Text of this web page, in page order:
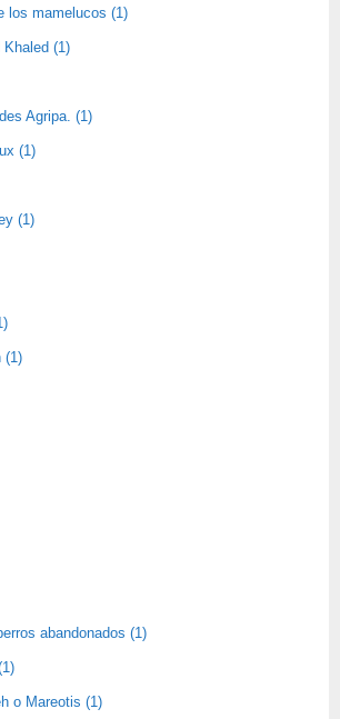
los mamelucos (1)
Khaled (1)
Agripa. (1)
(1)
(1)
(1)
abandonados (1)
o Mareotis (1)